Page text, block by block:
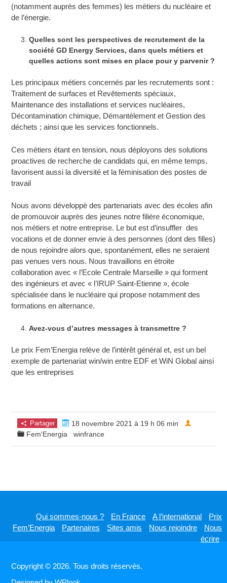
(notamment auprès des femmes) les métiers du nucléaire et
de l’énergie.
Quelles sont les perspectives de recrutement de la
société GD Energy Services, dans quels métiers et
quelles actions sont mises en place pour y parvenir ?
Les principaux métiers concernés par les recrutements sont :
Traitement de surfaces et Revêtements spéciaux,
Maintenance des installations et services nucléaires,
Décontamination chimique, Démantèlement et Gestion des
déchets ; ainsi que les services fonctionnels.
Ces métiers étant en tension, nous déployons des solutions
proactives de recherche de candidats qui, en même temps,
favorisent aussi la diversité et la féminisation des postes de
travail
Nous avons développé des partenariats avec des écoles afin
de promouvoir auprès des jeunes notre filière économique,
nos métiers et notre entreprise. Le but est d’insuffler des
vocations et de donner envie à des personnes (dont des filles)
de nous rejoindre alors que, spontanément, elles ne seraient
pas venues vers nous. Nous travaillons en étroite
collaboration avec « l’Ecole Centrale Marseille » qui forment
des ingénieurs et avec « l’IRUP Saint-Etienne », école
spécialisée dans le nucléaire qui propose notamment des
formations en alternance.
Avez-vous d’autres messages à transmettre ?
Le prix Fem’Energia relève de l’intérêt général et, est un bel
exemple de partenariat win/win entre EDF et WiN Global ainsi
que les entreprises
Partager
18 novembre 2021 à 19 h 06 min
Fem'Energia
winfrance
Qui sommes-nous ? En France A l’international
Prix
Fem’Energia
Partenaires Sites amis Nous rejoindre
Nous
écrire
Copyright © 2026. Tous droits réservés.